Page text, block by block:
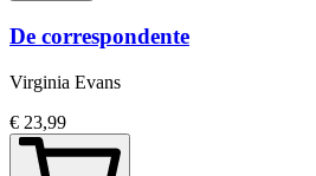
De correspondente
Virginia Evans
€ 23,99